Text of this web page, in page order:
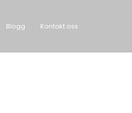
Blogg Kontakt oss